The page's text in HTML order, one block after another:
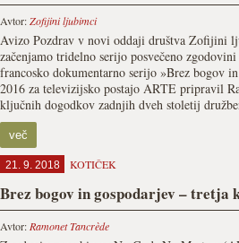
Avtor:Zofijini ljubimci
Avizo Pozdrav v novi oddaji društva Zofijini
začenjamo tridelno serijo posvečeno
francosko dokumentarno serijo »Brez bogov
2016 za televizijsko postajo ARTE pripravil
ključnih dogodkov zadnjih dveh stoletij
več
21. 9. 2018 KOTIČEK
Brez bogov in gospodarjev – tretja
Avtor: Ramonet Tancrède